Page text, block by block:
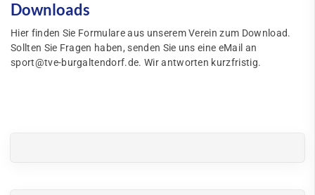
Downloads
Hier finden Sie Formulare aus unserem Verein zum Download.
Sollten Sie Fragen haben, senden Sie uns eine eMail an
sport@tve-burgaltendorf.de. Wir antworten kurzfristig.